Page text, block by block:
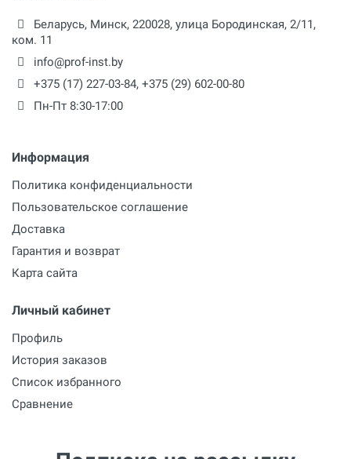
Беларусь, Минск, 220028, улица Бородинская, 2/11,
ком. 11
info@prof-inst.by
+375 (17) 227-03-84, +375 (29) 602-00-80
Пн-Пт 8:30-17:00
Информация
Политика конфиденциальности
Пользовательское соглашение
Доставка
Гарантия и возврат
Карта сайта
Личный кабинет
Профиль
История заказов
Список избранного
Сравнение